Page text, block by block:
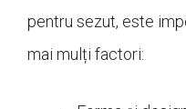
pentru sezut, este
mai mulți factori: